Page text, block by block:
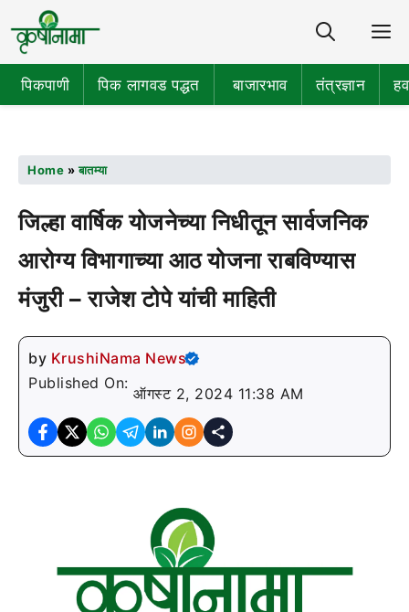
पिकपाणी पिक लागवड पद्धत बाजारभाव तंत्रज्ञान
Home »बातम्या
जिल्हा वार्षिक योजनेच्या निधीतून सार्वजनिक
आरोग्य विभागाच्या आठ योजना राबविण्यास
मंजुरी – राजेश टोपे यांची माहिती
by KrushiNama News
Published On:
ऑगस्ट 2, 2024 11:38 AM